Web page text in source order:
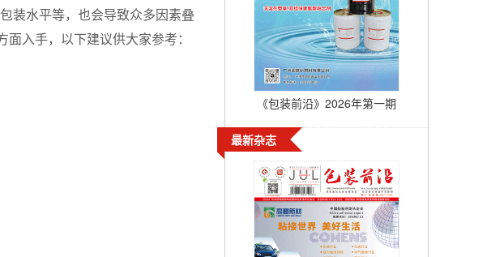
装水平等，也会导致众多因素叠
入手，以下建议供大家参考：
《包装前沿》2026年第一期
最新杂志